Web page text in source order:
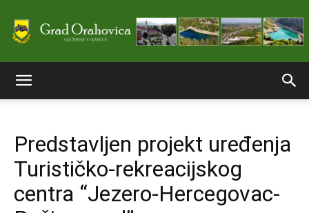
stranice
Grada
Predstavljen projekt uređenja
Turističko-rekreacijskog
centra “Jezero-Hercegovac-